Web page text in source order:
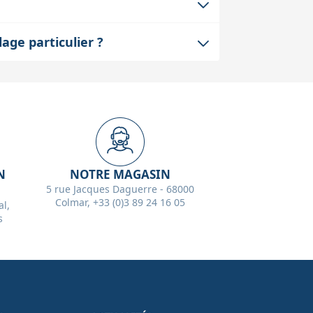
du spectrographe, ce qui
Un mauvais équilibre ou une
particulier ?
NOTRE MAGASIN
5 rue Jacques Daguerre - 68000
Colmar, +33 (0)3 89 24 16 05